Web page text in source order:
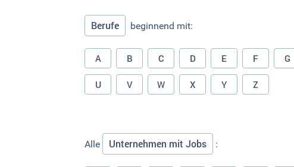
Berufe beginnend mit:
A B C D E F G
U V W X Y Z
Alle Unternehmen mit Jobs :